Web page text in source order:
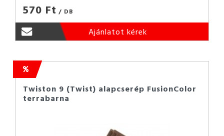
570 Ft / DB
Ajánlatot kérek
Twiston 9 (Twist) alapcserép FusionColor
terrabarna